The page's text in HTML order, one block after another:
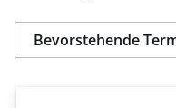
Bevorstehende